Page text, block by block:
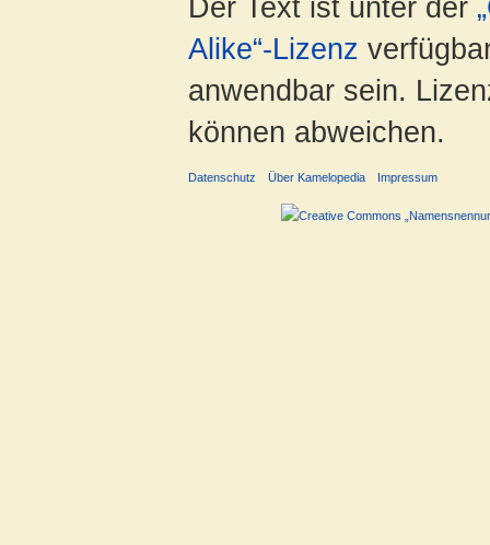
Der Text ist unter der
Alike“-Lizenz
anwendbar sein.
können abweichen.
Datenschutz Über Kamelopedia Impressum